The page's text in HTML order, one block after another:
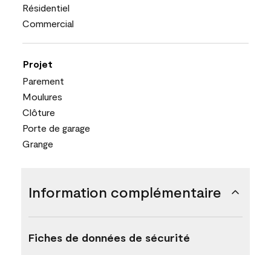
Résidentiel
Commercial
Projet
Parement
Moulures
Clôture
Porte de garage
Grange
Information complémentaire
Fiches de données de sécurité